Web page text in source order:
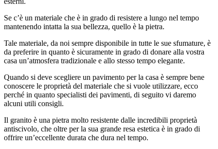
Se c’è un materiale che è in grado di resistere a lungo nel tempo
mantenendo intatta la sua bellezza, quello è la pietra.
Tale materiale, da noi sempre disponibile in tutte le sue sfumature, è
da preferire in quanto è sicuramente in grado di donare alla vostra
casa un’atmosfera tradizionale e allo stesso tempo elegante.
Quando si deve scegliere un pavimento per la casa è sempre bene
conoscere le proprietà del materiale che si vuole utilizzare, ecco
perché in quanto specialisti dei pavimenti, di seguito vi daremo
alcuni utili consigli.
Il granito è una pietra molto resistente dalle incredibili proprietà
antiscivolo, che oltre per la sua grande resa estetica è in grado di
offrire un’eccellente durata che dura nel tempo.